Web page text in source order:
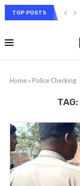
TOP POSTS
Home » Police Checking
TAG: